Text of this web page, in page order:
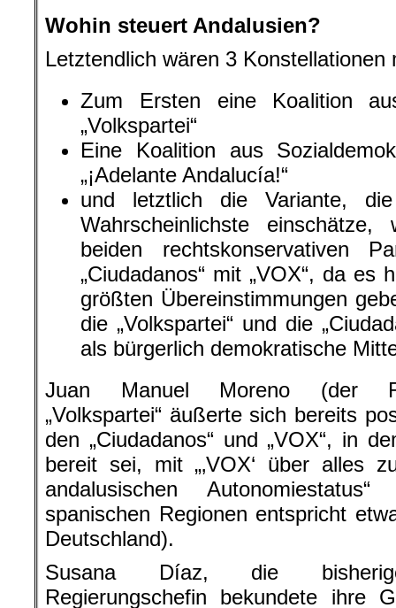
Wohin steuert Andalusien?
Letztendlich wären 3 Konstellationen
Zum Ersten eine Koalition
„Volkspartei“
Eine Koalition aus
„¡Adelante Andalucía!“
und letztlich die Variante,
Wahrscheinlichste
beiden rechtskonservativen
„Ciudadanos“ mit „VOX“, da es
größten Übereinstimmungen
die „Volkspartei“ und die
als bürgerlich demokratische
Juan Manuel Moreno (der
„Volkspartei“ äußerte sich bereits
den „Ciudadanos“ und „VOX“, in
bereit sei, mit „‚VOX‘ über alles
andalusischen
spanischen Regionen entspricht
Deutschland).
Susana Díaz, die bisherige
Regierungschefin bekundete ihre